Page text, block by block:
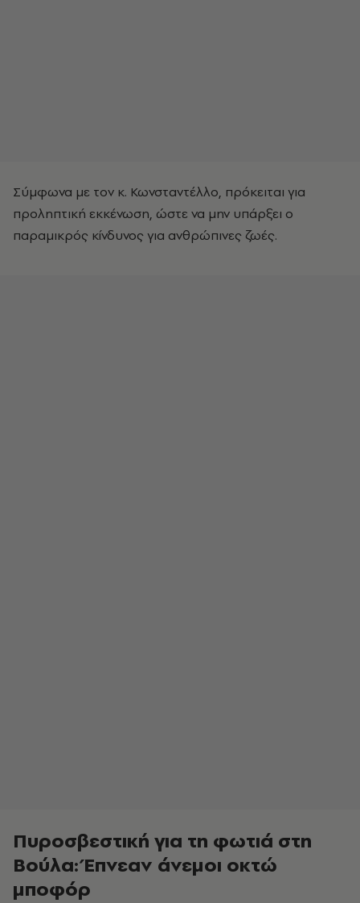
Σύμφωνα με τον κ. Κωνσταντέλλο, πρόκειται για
προληπτική εκκένωση, ώστε να μην υπάρξει ο
παραμικρός κίνδυνος για ανθρώπινες ζωές.
Πυροσβεστική για τη φωτιά στη
Βούλα: Έπνεαν άνεμοι οκτώ
μποφόρ